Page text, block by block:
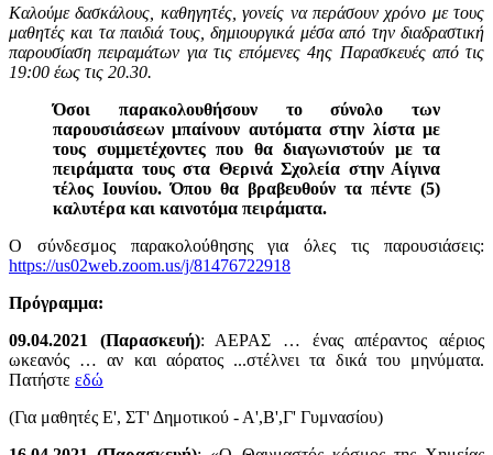
Καλούμε δασκάλους, καθηγητές, γονείς να περάσουν χρόνο με τους
μαθητές και τα παιδιά τους, δημιουργικά μέσα από την διαδραστική
παρουσίαση πειραμάτων για τις επόμενες 4ης Παρασκευές από τις
19:00 έως τις 20.30.
Όσοι παρακολουθήσουν το σύνολο των
παρουσιάσεων μπαίνουν αυτόματα στην λίστα με
τους συμμετέχοντες που θα διαγωνιστούν με τα
πειράματα τους στα Θερινά Σχολεία στην Αίγινα
τέλος Ιουνίου. Όπου θα βραβευθούν τα πέντε (5)
καλυτέρα και καινοτόμα πειράματα.
Ο σύνδεσμος παρακολούθησης για όλες τις παρουσιάσεις:
https://us02web.zoom.us/j/81476722918
Πρόγραμμα:
09.04.2021 (Παρασκευή): ΑΕΡΑΣ … ένας απέραντος αέριος
ωκεανός … αν και αόρατος ...στέλνει τα δικά του μηνύματα.
Πατήστε εδώ
(Για μαθητές Ε', ΣΤ' Δημοτικού - Α',Β',Γ' Γυμνασίου)